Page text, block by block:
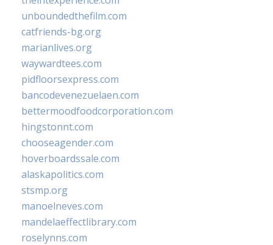
unboundedthefilm.com
catfriends-bg.org
marianlives.org
waywardtees.com
pidfloorsexpress.com
bancodevenezuelaen.com
bettermoodfoodcorporation.com
hingstonnt.com
chooseagender.com
hoverboardssale.com
alaskapolitics.com
stsmp.org
manoelneves.com
mandelaeffectlibrary.com
roselynns.com